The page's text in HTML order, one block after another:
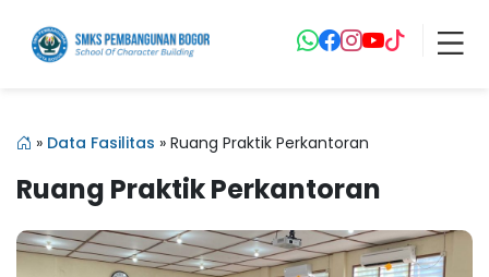
» Data Fasilitas » Ruang Praktik Perkantoran
Ruang Praktik Perkantoran